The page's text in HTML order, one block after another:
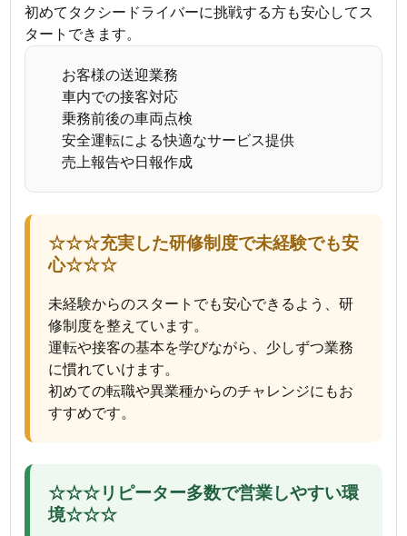
初めてタクシードライバーに挑戦する方も安心してス
タートできます。
お客様の送迎業務
車内での接客対応
乗務前後の車両点検
安全運転による快適なサービス提供
売上報告や日報作成
☆☆☆充実した研修制度で未経験でも安
心☆☆☆
未経験からのスタートでも安心できるよう、研
修制度を整えています。
運転や接客の基本を学びながら、少しずつ業務
に慣れていけます。
初めての転職や異業種からのチャレンジにもお
すすめです。
☆☆☆リピーター多数で営業しやすい環
境☆☆☆